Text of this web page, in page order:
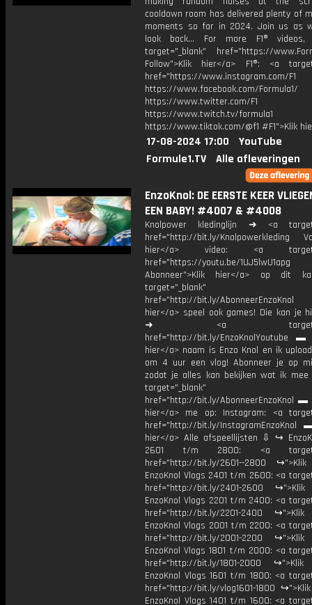
cooldown room has delivered plenty of
moments so far in 2024. Join us as
look back... For more F1®
target="_blank" href="https://
Follow">Klik hier</a> F1®: <a
href="https://www.instagram.com/F1
https://www.facebook.com/Formula1/
https://www.twitter.com/F1
https://www.twitch.tv/formula1
https://www.tiktok.com/@f1 #F1">Klik
17-08-2024 17:00
YouTube
Formule1.TV
Alle afleveringen
EnzoKnol: DE EERSTE KEER
EEN BABY! #4007 & #4008
Knolpower kledinglijn ➜ <a
href="http://bit.ly/Knolpowerkleding
hier</a> video: <a
href="https://youtu.be/1UJ5lwU1apg
Abonneer">Klik hier</a> op dit
target="_blank"
href="http://bit.ly/
hier</a> speel ook games! Die kan je
➜ <a
href="http://bit.ly/EnzoKnolYoutube ▬
hier</a> naam is Enzo Knol en ik
om 4 uur een vlog! Abonneer je op
zodat je alles kan bekijken wat ik mee
target="_blank"
href="http://bit.ly/AbonneerEnzoKnol ▬
hier</a> me op: Instagram: <a
href="http://bit.ly/InstagramEnzoKnol
hier</a> Alle afspeellijsten ⇩ ↪
2601 t/m 2800: <a
href="http://bit.ly/2601--2800
EnzoKnol Vlogs 2401 t/m 2600: <a
href="http://bit.ly/2401-2600 ↪">Klik
EnzoKnol Vlogs 2201 t/m 2400: <a
href="http://bit.ly/2201-2400 ↪">Klik
EnzoKnol Vlogs 2001 t/m 2200: <a
href="http://bit.ly/2001-2200 ↪">Klik
EnzoKnol Vlogs 1801 t/m 2000: <a
href="http://bit.ly/1801-2000 ↪">Klik
EnzoKnol Vlogs 1601 t/m 1800: <a
href="http://bit.ly/vlog1601-1800
EnzoKnol Vlogs 1401 t/m 1600: <a